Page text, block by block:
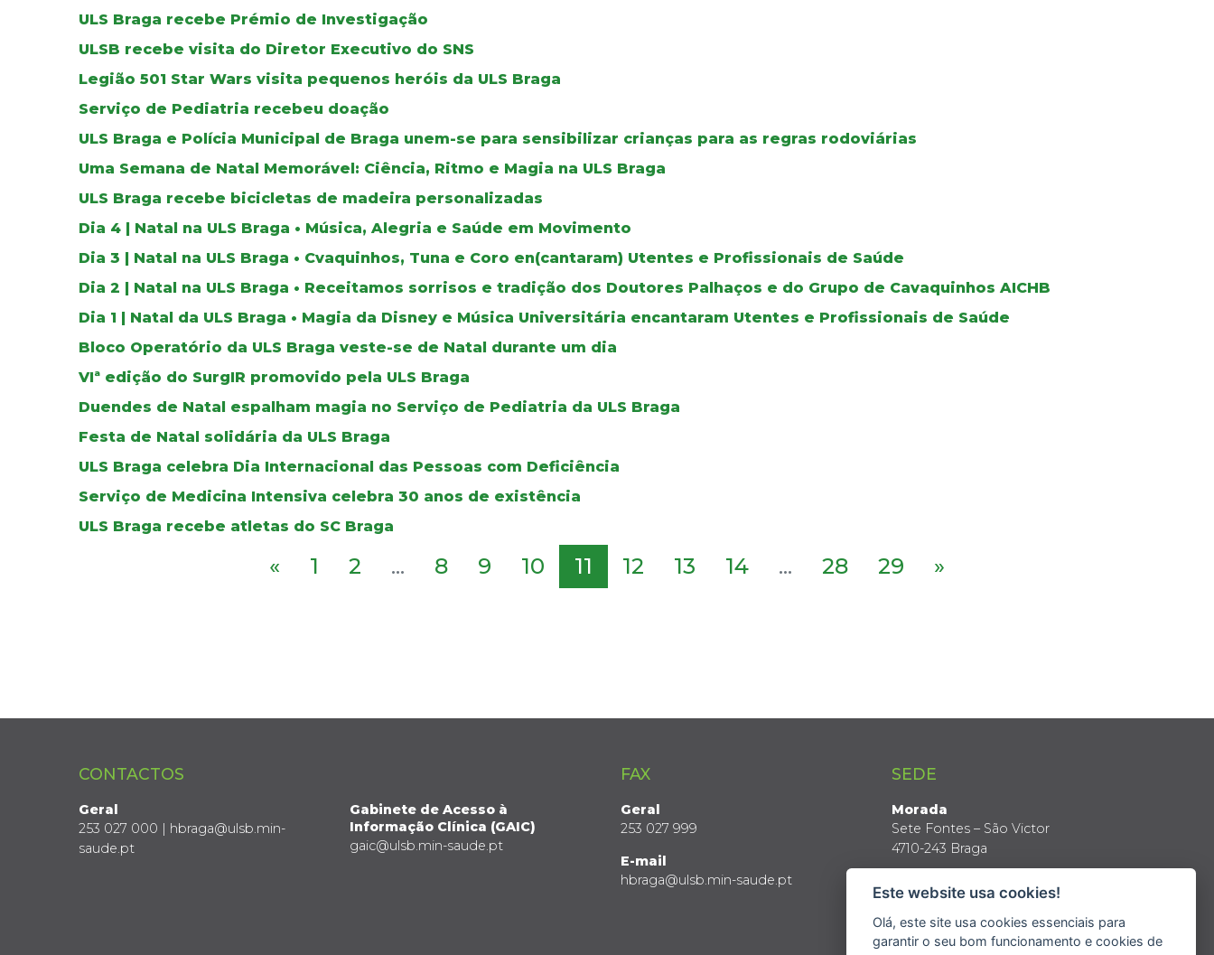
ULS Braga recebe Prémio de Investigação
ULSB recebe visita do Diretor Executivo do SNS
Legião 501 Star Wars visita pequenos heróis da ULS Braga
Serviço de Pediatria recebeu doação
ULS Braga e Polícia Municipal de Braga unem-se para sensibilizar crianças para as regras rodoviárias
Uma Semana de Natal Memorável: Ciência, Ritmo e Magia na ULS Braga
ULS Braga recebe bicicletas de madeira personalizadas
Dia 4 | Natal na ULS Braga • Música, Alegria e Saúde em Movimento
Dia 3 | Natal na ULS Braga • Cvaquinhos, Tuna e Coro en(cantaram) Utentes e Profissionais de Saúde
Dia 2 | Natal na ULS Braga • Receitamos sorrisos e tradição dos Doutores Palhaços e do Grupo de Cavaquinhos AICHB
Dia 1 | Natal da ULS Braga • Magia da Disney e Música Universitária encantaram Utentes e Profissionais de Saúde
Bloco Operatório da ULS Braga veste-se de Natal durante um dia
VIª edição do SurgIR promovido pela ULS Braga
Duendes de Natal espalham magia no Serviço de Pediatria da ULS Braga
Festa de Natal solidária da ULS Braga
ULS Braga celebra Dia Internacional das Pessoas com Deficiência
Serviço de Medicina Intensiva celebra 30 anos de existência
ULS Braga recebe atletas do SC Braga
« 1 2 ... 8 9 10 11 12 13 14 ... 28 29 »
CONTACTOS
Geral
253 027 000 | hbraga@ulsb.min-
saude.pt
Gabinete de Acesso à
Informação Clínica (GAIC)
gaic@ulsb.min-saude.pt
FAX
Geral
253 027 999
E-mail
hbraga@ulsb.min-saude.pt
SEDE
Morada
Sete Fontes – São Victor
4710-243 Braga
Latitude: 41º 34’ N
Longitude: 8º 24’ W
Este website usa cookies!
Olá, este site usa cookies essenciais para
garantir o seu bom funcionamento e cookies de